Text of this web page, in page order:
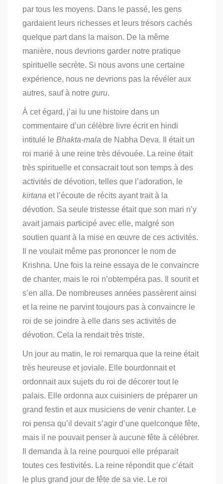
par tous les moyens. Dans le passé, les gens
gardaient leurs richesses et leurs trésors cachés
quelque part dans la maison. De la même
manière, nous devrions garder notre pratique
spirituelle secrète. Si nous avons une certaine
expérience, nous ne devrions pas la révéler aux
autres, sauf à notre guru.
À cet égard, j’ai lu une histoire dans un
commentaire d’un célèbre livre écrit en hindi
intitulé le Bhakta-mala de Nabha Deva.
Il était un
roi marié à une reine très dévouée. La reine était
très spirituelle et consacrait tout son temps à des
activités de dévotion, telles que l’adoration, le
kirtana et l’écoute de récits ayant trait à la
dévotion. Sa seule tristesse était que son mari n’y
avait jamais participé avec elle, malgré son
soutien quant à la mise en œuvre de ces activités.
Il ne voulait même pas prononcer le nom de
Krishna. Une fois l a reine essaya de le convaincre
de chanter, mais le roi n’obtempéra pas.
Il sourit et
s’en alla. De nombreuses années passèrent ainsi
et la reine ne parvint toujours pas à convaincre le
roi de se joindre à elle dans ses activités de
dévotion. Cela la rendait très triste.
Un jour au matin, le roi remarqua que la reine était
très heureuse et joviale. Elle bourdonnait et
ordonnait aux sujets du roi de décorer tout le
palais. Elle ordonna aux cuisiniers de préparer un
grand festin et aux musiciens de venir chanter. Le
roi pensa qu’il devait s’agir d’une quelconque fête,
mais il ne pouvait penser à aucune fête à célébrer.
Il demanda à la reine pourquoi elle préparait
toutes ces festivités. La reine répondit que c’était
le plus grand jour de fête de sa vie. Le roi